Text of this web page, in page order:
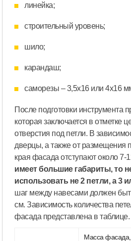
линейка;
строительный уровень;
шило;
карандаш;
саморезы – 3,5х16 или 4х16
После подготовки инструмента
которая заключается в отметке
отверстия под петли. В
дверцы, а также от размещения
края фасада отступают около 7-
имеет большие габариты, то
использовать не 2 петли, а 3
шаг между навесами должен
см. Зависимость количества
фасада представлена в таблице.
Масса фасада,